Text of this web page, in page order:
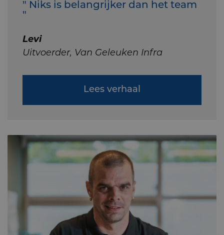
" Niks is belangrijker dan het team
"
Levi
Uitvoerder, Van Geleuken Infra
Lees verhaal